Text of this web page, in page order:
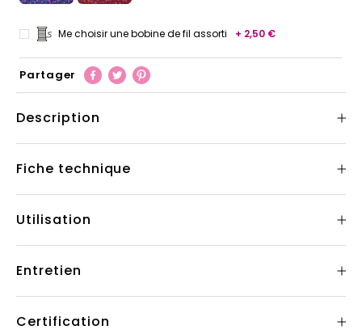
Me choisir une bobine de fil assorti + 2,50 €
Partager
Description
Fiche technique
Utilisation
Entretien
Certification